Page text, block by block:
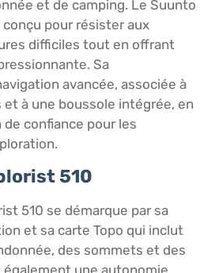
et de camping. Le Suunto
pour résister aux
difficiles tout en offrant
Sa
avancée, associée à
à une boussole intégrée, en
confiance pour les
510
510 se démarque par sa
et sa carte Topo qui inclut
des sommets et des